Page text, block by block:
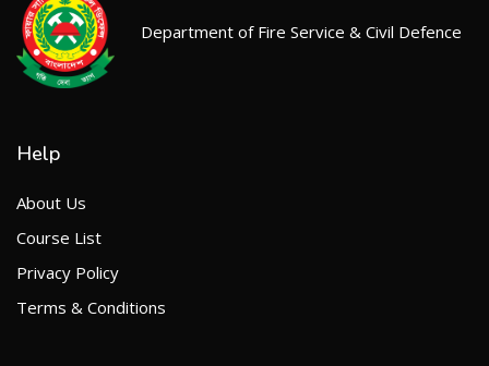
Department of Fire Service & Civil Defence
Help
About Us
Course List
Privacy Policy
Terms & Conditions